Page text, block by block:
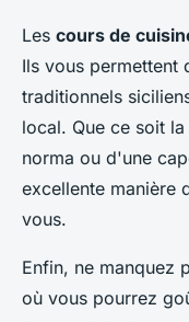
Les cours de
Ils vous permettent
traditionnels
local. Que ce soit
norma ou d'une
excellente manière
vous.
Enfin, ne manquez
où vous pourrez